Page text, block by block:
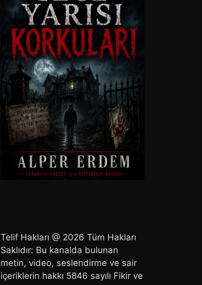
Telif Hakları @ 2026 Tüm Hakları
Saklıdır: Bu kanalda bulunan
metin, video, seslendirme ve sair
içeriklerin hakkı 5846 sayılı Fikir ve